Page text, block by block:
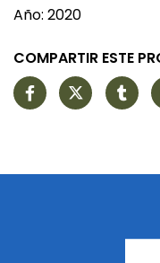
Año: 2020
COMPARTIR ESTE